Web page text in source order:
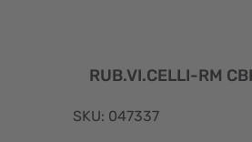
RUB.VI.CELLI-RM
SKU: 047337